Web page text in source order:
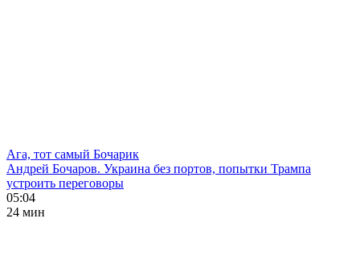
Ага, тот самый Бочарик
Андрей Бочаров. Украина без портов, попытки Трампа
устроить переговоры
05:04
24 мин